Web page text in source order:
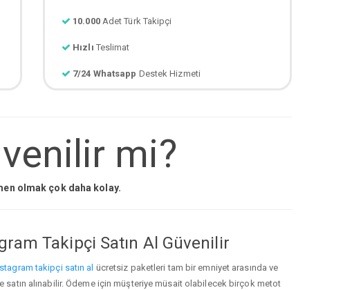
10.000 Adet Türk Takipçi
Hızlı Teslimat
7/24 Whatsapp Destek Hizmeti
mi?
olmak çok daha kolay.
Takipçi Satın Al Güvenilir
takipçi satın al ücretsiz paketleri tam bir emniyet arasında ve
satın alınabilir. Ödeme için müşteriye müsait olabilecek birçok metot